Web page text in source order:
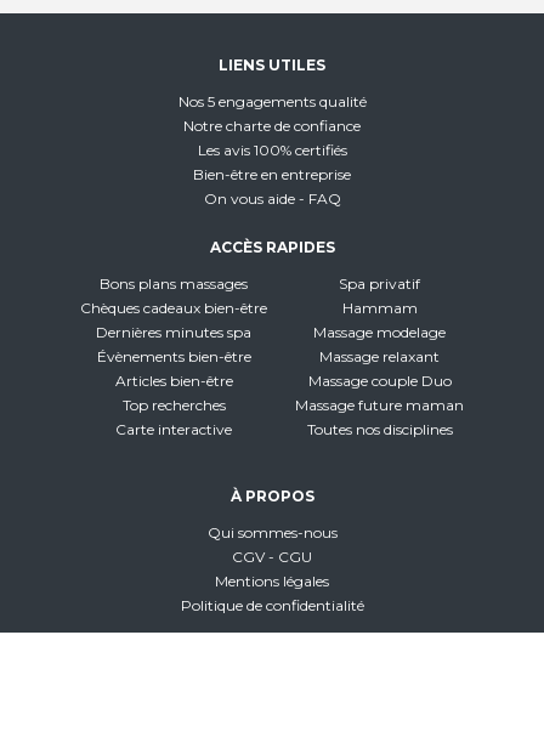
LIENS UTILES
Nos 5 engagements qualité
Notre charte de confiance
Les avis 100% certifiés
Bien-être en entreprise
On vous aide - FAQ
ACCÈS RAPIDES
Bons plans massages
Chèques cadeaux bien-être
Dernières minutes spa
Évènements bien-être
Articles bien-être
Top recherches
Carte interactive
Spa privatif
Hammam
Massage modelage
Massage relaxant
Massage couple Duo
Massage future maman
Toutes nos disciplines
À PROPOS
Qui sommes-nous
CGV - CGU
Mentions légales
Politique de confidentialité